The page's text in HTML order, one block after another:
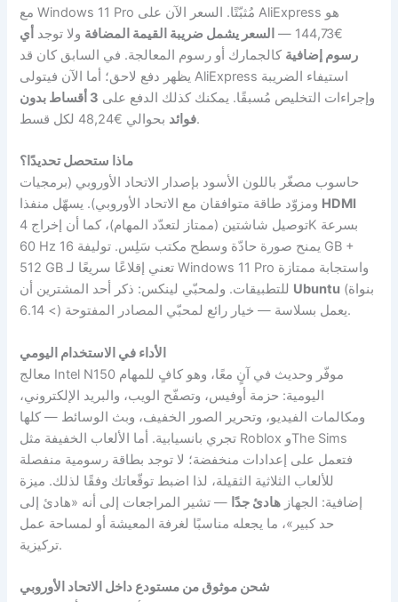
مع Windows 11 Pro مُثبّتًا. السعر الآن على AliExpress هو
€144,73 —
السعر يشمل ضريبة القيمة المضافة ولا توجد أي
رسوم إضافية كالجمارك أو رسوم المعالجة. في السابق كان قد
يظهر دفع لاحق؛ أما الآن فيتولى AliExpress استيفاء الضريبة
وإجراءات التخليص مُسبقًا. يمكنك كذلك الدفع على
3 أقساط بدون
فوائدبحوالي €48,24 لكل قسط.
ماذا ستحصل تحديدًا؟
حاسوب مصغّر باللون الأسود بإصدار الاتحاد الأوروبي (برمجيات
HDMI
توصيل شاشتين (ممتاز لتعدّد المهام)، كما أن إخراج 4K بسرعة
60 Hz يمنح صورة حادّة وسطح مكتب سَلِس. توليفة 16 GB +
512 GB تعني إقلاعًا سريعًا لـ Windows 11 Pro واستجابة ممتازة
Ubuntu (بنواة
> 6.14) يعمل بسلاسة — خيار رائع لمحبّي المصادر المفتوحة.
الأداء في الاستخدام اليومي
معالج Intel N150 موفّر وحديث في آنٍ معًا، وهو كافٍ للمهام
اليومية: حزمة أوفيس، وتصفّح الويب، والبريد الإلكتروني،
ومكالمات الفيديو، وتحرير الصور الخفيف، وبث الوسائط — كلها
تجري بانسيابية. أما الألعاب الخفيفة مثل Roblox وThe Sims
فتعمل على إعدادات منخفضة؛ لا توجد بطاقة رسومية منفصلة
للألعاب الثلاثية الثقيلة، لذا اضبط توقّعاتك وفقًا لذلك. ميزة
إضافية: الجهاز هادئ جدًا — تشير المراجعات إلى أنه «هادئ إلى
حد كبير»، ما يجعله مناسبًا لغرفة المعيشة أو لمساحة عمل
تركيزية.
شحن موثوق من مستودع داخل الاتحاد الأوروبي